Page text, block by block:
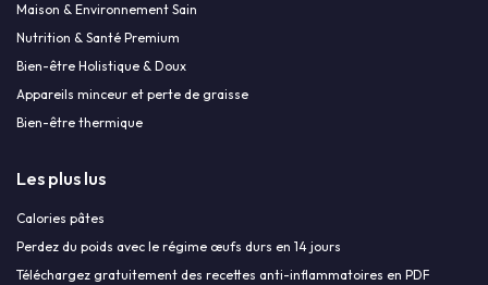
Maison & Environnement Sain
Nutrition & Santé Premium
Bien-être Holistique & Doux
Appareils minceur et perte de graisse
Bien-être thermique
Les plus lus
Calories pâtes
Perdez du poids avec le régime œufs durs en 14 jours
Téléchargez gratuitement des recettes anti-inflammatoires en PDF